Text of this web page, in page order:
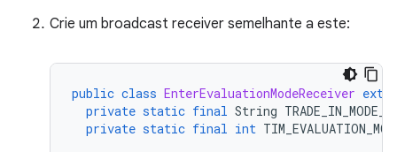
Crie um broadcast receiver semelhante a este:
public class EnterEvaluationModeReceiver
private static final String
private static final int